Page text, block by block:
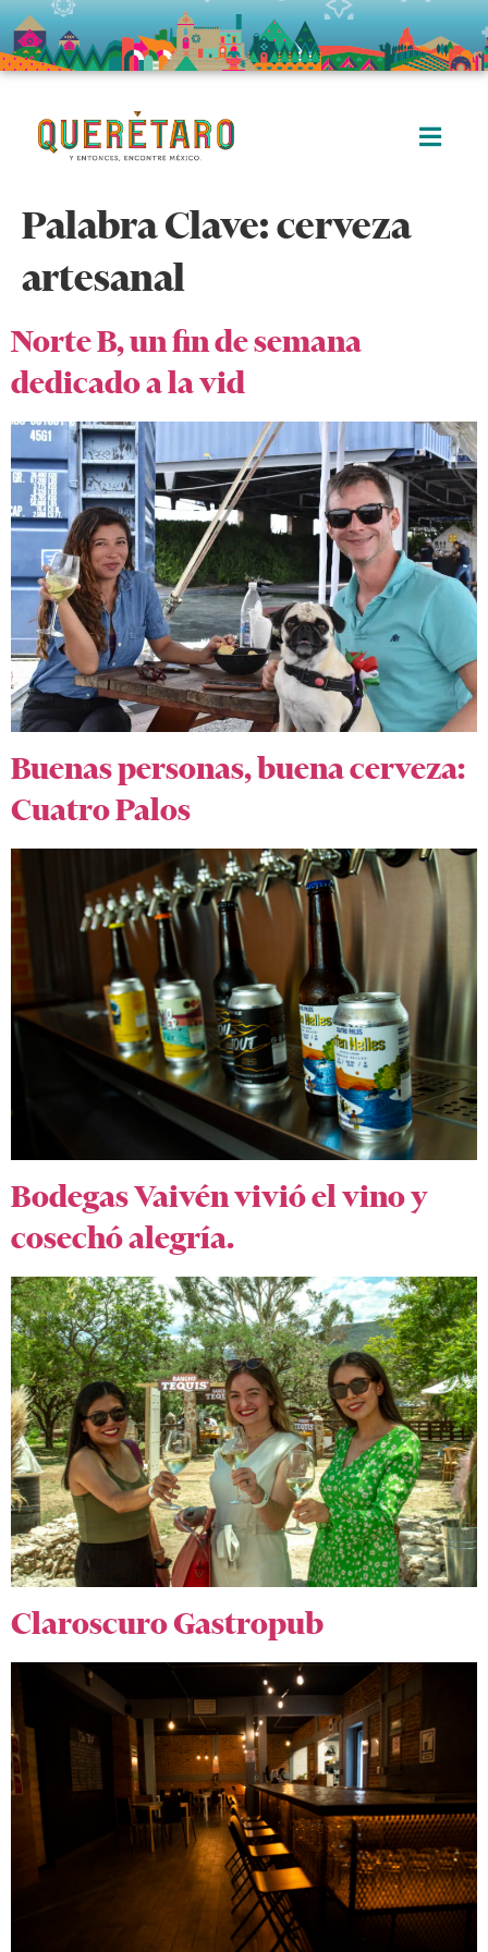
Palabra Clave:cerveza
artesanal
Norte B, un fin de semana
dedicado a la vid
Buenas personas, buena cerveza:
Cuatro Palos
Bodegas Vaivén vivió el vino y
cosechó alegría.
Claroscuro Gastropub